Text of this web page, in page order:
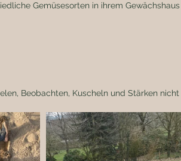
Gemüsesorten in ihrem
Beobachten, Kuscheln und Stärken nicht